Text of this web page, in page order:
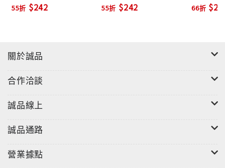
perfect for fans of Liane Moriarty, Clare
55折 $242 55折 $242 66折
關於誠品
合作洽談
誠品線上
誠品通路
營業據點